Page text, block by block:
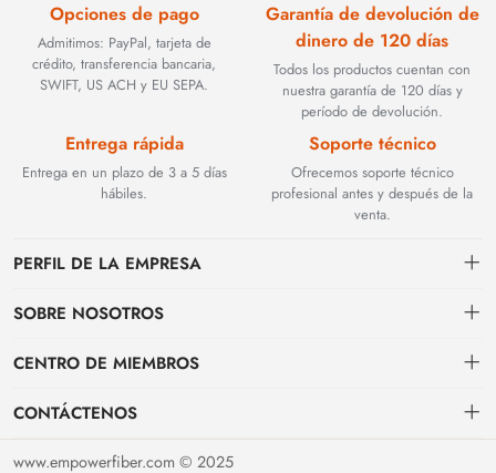
Opciones de pago
Admitimos: PayPal, tarjeta de
crédito, transferencia bancaria,
SWIFT, US ACH y EU SEPA.
Garantía de devolución de
dinero de 120 días
Todos los productos cuentan con
nuestra garantía de 120 días y
período de devolución.
Entrega rápida
Entrega en un plazo de 3 a 5 días
hábiles.
Soporte técnico
Ofrecemos soporte técnico
profesional antes y después de la
venta.
PERFIL DE LA EMPRESA
Fundada en 2002, BEYOND TECHNOLOGY INTERNATIONAL LIMITED
rendimiento. Con la evolución de las redes industriales, ampliamos
de automatización industrial, incluyendo módulos PLC, HMI (interfaces
SOBRE NOSOTROS
Contacto
Condiciones de pago & facturación
CENTRO DE MIEMBROS
centro personal
Mi pedido
CONTÁCTENOS
sales@empowerfiber.com
www.empowerfiber.com © 2025